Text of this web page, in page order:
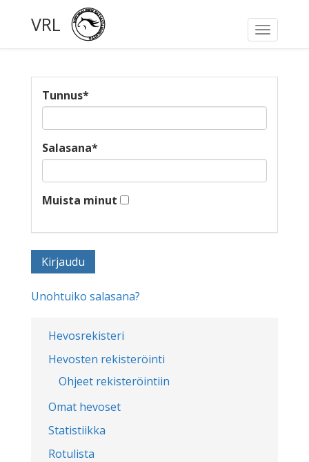
Toggle
VRL
Hevosrekisteri
Hevosten rekisteröinti
Ohjeet rekisteröintiin
Omat hevoset
Statistiikka
Rotulista
Tunnus*
Salasana*
Muista minut
Unohtuiko salasana?